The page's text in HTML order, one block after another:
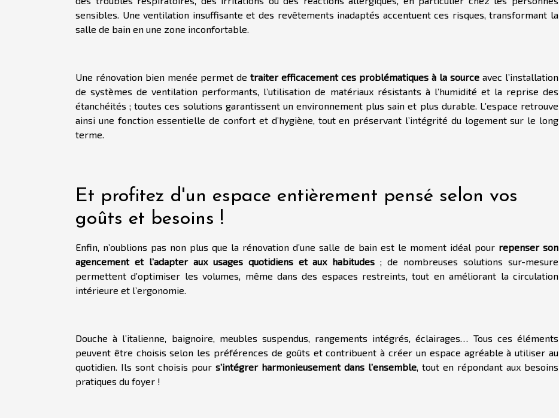
sensibles. Une ventilation insuffisante et des revêtements inadaptés accentuent ces risques, transformant la
salle de bain en une zone inconfortable.
Une rénovation bien menée permet de traiter efficacement ces problématiques à la source avec l’installation
de systèmes de ventilation performants, l’utilisation de matériaux résistants à l’humidité et la reprise des
étanchéités ; toutes ces solutions garantissent un environnement plus sain et plus durable. L’espace retrouve
ainsi une fonction essentielle de confort et d’hygiène, tout en préservant l’intégrité du logement sur le long
terme.
Et profitez d'un espace entièrement pensé selon vos
goûts et besoins !
Enfin, n’oublions pas non plus que la rénovation d’une salle de bain est le moment idéal pour repenser son
agencement et l’adapter aux usages quotidiens et aux habitudes ; de nombreuses solutions sur-mesure
permettent d’optimiser les volumes, même dans des espaces restreints, tout en améliorant la circulation
intérieure et l’ergonomie.
Douche à l’italienne, baignoire, meubles suspendus, rangements intégrés, éclairages… Tous ces éléments
peuvent être choisis selon les préférences de goûts et contribuent à créer un espace agréable à utiliser au
quotidien. Ils sont choisis pour s’intégrer harmonieusement dans l’ensemble , tout en répondant aux besoins
pratiques du foyer !